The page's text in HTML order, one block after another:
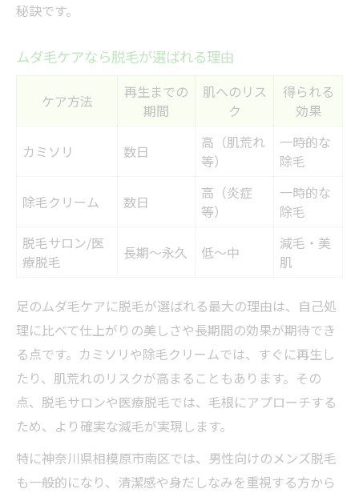
秘訣です。
ムダ毛ケアなら脱毛が選ばれる理由
ケア方法
再生までの
期間
肌へのリス
ク
得られる
効果
カミソリ 数日
高（肌荒れ
等）
一時的な
除毛
除毛クリーム 数日
高（炎症
等）
一時的な
除毛
脱毛サロン/医
療脱毛
長期〜永久 低〜中
減毛・美
肌
足のムダ毛ケアに脱毛が選ばれる最大の理由は、自己処
理に比べて仕上がりの美しさや長期間の効果が期待でき
る点です。カミソリや除毛クリームでは、すぐに再生し
たり、肌荒れのリスクが高まることもあります。その
点、脱毛サロンや医療脱毛では、毛根にアプローチする
ため、より確実な減毛が実現します。
特に神奈川県相模原市南区では、男性向けのメンズ脱毛
も一般的になり、清潔感や身だしなみを重視する方から